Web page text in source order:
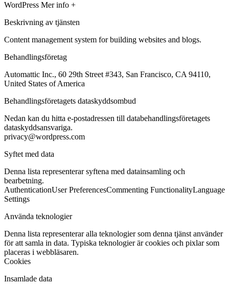
WordPress Mer info +
Beskrivning av tjänsten
Content management system for building websites and blogs.
Behandlingsföretag
Automattic Inc., 60 29th Street #343, San Francisco, CA 94110,
United States of America
Behandlingsföretagets dataskyddsombud
Nedan kan du hitta e-postadressen till databehandlingsföretagets
dataskyddsansvariga.
privacy@wordpress.com
Syftet med data
Denna lista representerar syftena med datainsamling och
bearbetning.
AuthenticationUser PreferencesCommenting FunctionalityLanguage
Settings
Använda teknologier
Denna lista representerar alla teknologier som denna tjänst använder
för att samla in data. Typiska teknologier är cookies och pixlar som
placeras i webbläsaren.
Cookies
Insamlade data